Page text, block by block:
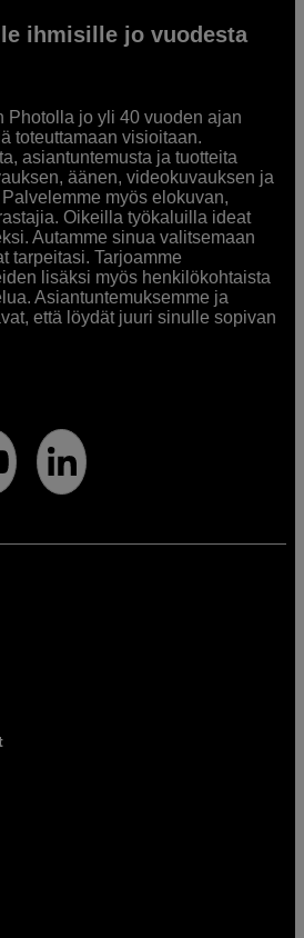
ihmisille jo vuodesta
Photolla jo yli 40 vuoden ajan
toteuttamaan visioitaan.
asiantuntemusta ja tuotteita
äänen, videokuvauksen ja
myös elokuvan,
Oikeilla työkaluilla ideat
Autamme sinua valitsemaan
tarpeitasi. Tarjoamme
lisäksi myös henkilökohtaista
Asiantuntemuksemme ja
että löydät juuri sinulle sopivan